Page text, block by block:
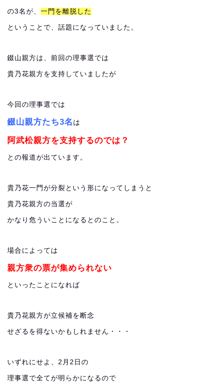
の3名が、 一門を離脱した
ということで、話題になっていました。
錣山親方は、前回の理事選では
貴乃花親方を支持していましたが
今回の理事選では
錣山親方たち3名 は
阿武松親方を支持するのでは？
との報道が出ています。
貴乃花一門が分裂という形になってしまうと
貴乃花親方の当選が
かなり危ういことになるとのこと。
場合によっては
親方衆の票が集められない
といったことになれば
貴乃花親方が立候補を断念
せざるを得ないかもしれません・・・
いずれにせよ、2月2日の
理事選で全てが明らかになるので